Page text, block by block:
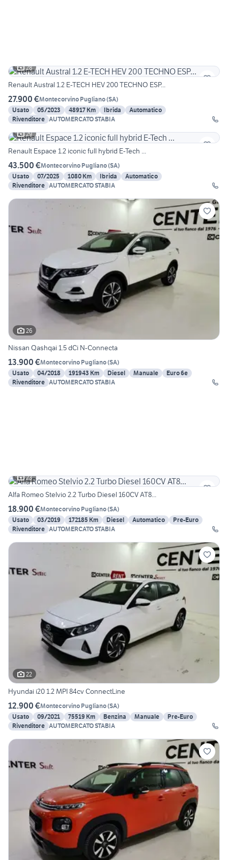
28
Renault Austral 1.2 E-TECH HEV 200 TECHNO ESP...
27.900 €Montecorvino Pugliano(SA)
Usato
05/2023 48917 Km Ibrida
Automatico
Rivenditore AUTOMERCATO STABIA
29
Renault Espace 1.2 iconic full hybrid E-Tech ...
43.500 €Montecorvino Pugliano(SA)
Usato
07/2025 1080 Km Ibrida
Automatico
Rivenditore AUTOMERCATO STABIA
26
Nissan Qashqai 1.5 dCi N-Connecta
13.900 €Montecorvino Pugliano(SA)
Usato
04/2018 191943 Km Diesel Manuale
Euro 6e
Rivenditore AUTOMERCATO STABIA
23
Alfa Romeo Stelvio 2.2 Turbo Diesel 160CV AT8...
18.900 €Montecorvino Pugliano(SA)
Usato
03/2019 172185 Km Diesel Automatico
Pre-Euro
Rivenditore AUTOMERCATO STABIA
22
Hyundai i20 1.2 MPI 84cv ConnectLine
12.900 €Montecorvino Pugliano(SA)
Usato
09/2021 75519 Km Benzina Manuale
Pre-Euro
Rivenditore AUTOMERCATO STABIA